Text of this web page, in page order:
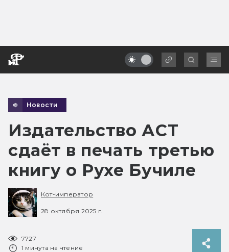
Новости
Издательство АСТ
сдаёт в печать третью
книгу о Рухе Бучиле
Кот-император
28 октября 2025 г.
7727
1 минута на чтение